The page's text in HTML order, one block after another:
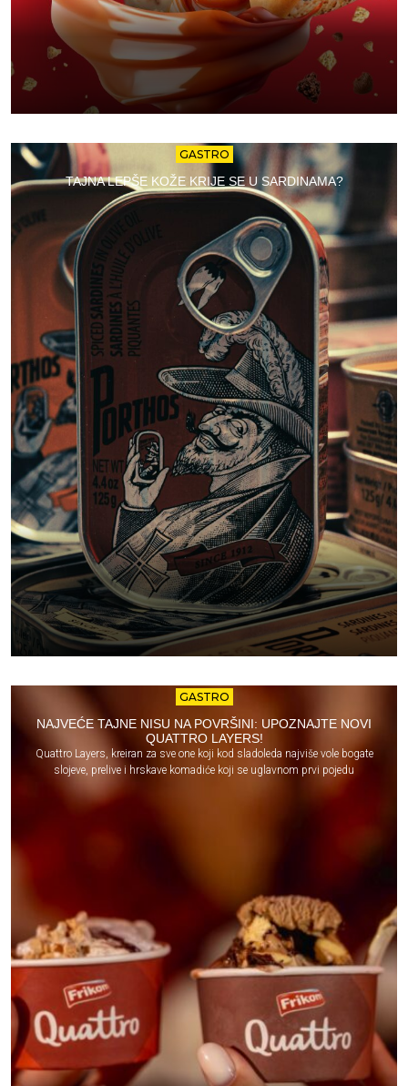
GASTRO
TAJNA LEPŠE KOŽE KRIJE SE U SARDINAMA?
GASTRO
NAJVEĆE TAJNE NISU NA POVRŠINI: UPOZNAJTE NOVI
QUATTRO LAYERS!
Quattro Layers, kreiran za sve one koji kod sladoleda najviše vole bogate
slojeve, prelive i hrskave komadiće koji se uglavnom prvi pojedu